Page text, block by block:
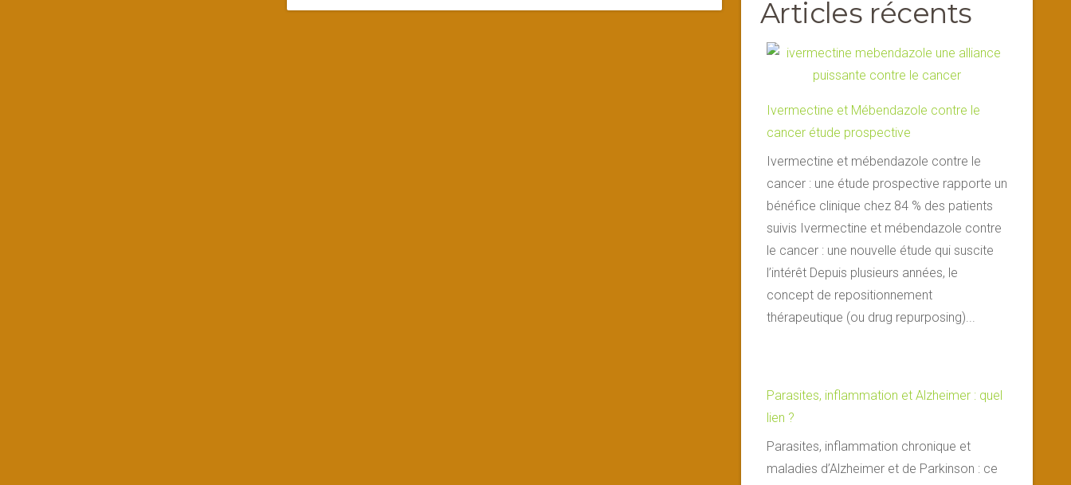
Articles récents
Ivermectine et Mébendazole contre le
cancer étude prospective
Ivermectine et mébendazole contre le
cancer : une étude prospective rapporte un
bénéfice clinique chez 84 % des patients
suivis Ivermectine et mébendazole contre
le cancer : une nouvelle étude qui suscite
l’intérêt Depuis plusieurs années, le
concept de repositionnement
thérapeutique (ou drug repurposing)...
Parasites, inflammation et Alzheimer : quel
lien ?
Parasites, inflammation chronique et
maladies d’Alzheimer et de Parkinson : ce